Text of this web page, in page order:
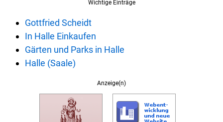
Wichtige Einträge
Gottfried Scheidt
In Halle Einkaufen
Gärten und Parks in Halle
Halle (Saale)
Anzeige(n)